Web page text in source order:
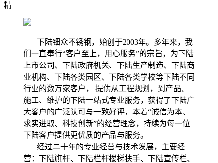
精
下陆钿众不锈钢，始创于2003年。多年来，我
们一直奉行“客户至上，用心服务”的宗旨，为下陆
上市公司、下陆政府机关、下陆生产制造、下陆商
业机构、下陆各类园区、下陆各类学校等下陆不同
行业的数万家客户， 提供从工程规划，到产品、
施工、维护的下陆一站式专业服务，获得了下陆广
大客户的广泛认可与一致好评，本着“诚信为本、
求实进取、科技创新”的经营理念，持续为每一位
下陆客户提供更优质的产品与服务。
经过二十年的专业经营与技术发展，主要经
营：下陆旗杆、下陆栏杆楼梯扶手、下陆宣传栏、